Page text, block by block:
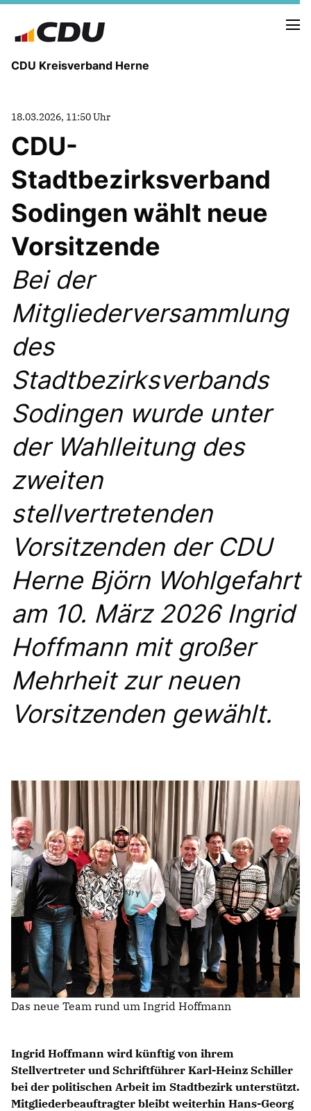
CDU Kreisverband Herne
Fraktion
FOTOS
18.03.2026, 11:50 Uhr
CDU-
Stadtbezirksverband
Sodingen wählt neue
Vorsitzende
Bei der
Mitgliederversammlung
des
Stadtbezirksverbands
Sodingen wurde unter
der Wahlleitung des
zweiten
stellvertretenden
Vorsitzenden der CDU
Herne Björn Wohlgefahrt
am 10. März 2026 Ingrid
Hoffmann mit großer
Mehrheit zur neuen
Vorsitzenden gewählt.
Ingrid Hoffmann wird künftig von ihrem
Stellvertreter und Schriftführer Karl-Heinz Schiller
bei der politischen Arbeit im Stadtbezirk unterstützt.
Mitgliederbeauftragter bleibt weiterhin Hans-Georg
Das neue Team rund um Ingrid Hoffmann